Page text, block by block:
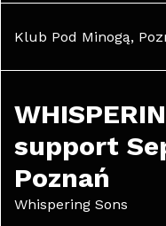
Klub Pod Minogą,
support
Poznań
Whispering Sons